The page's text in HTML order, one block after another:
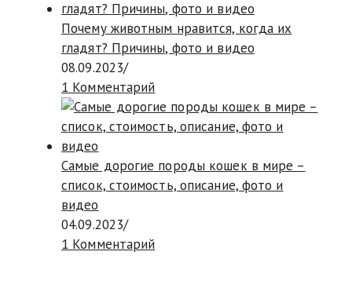
Почему животным нравится, когда их
гладят? Причины, фото и видео
08.09.2023/
1 Комментарий
Самые дорогие породы кошек в мире –
список, стоимость, описание, фото и
видео
04.09.2023/
1 Комментарий